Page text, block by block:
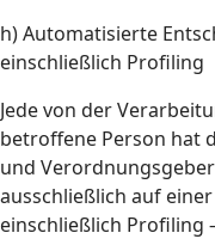
h) Automatisierte
einschließlich Profiling
Jede von der
betroffene Person hat
und
ausschließlich auf
einschließlich Profiling